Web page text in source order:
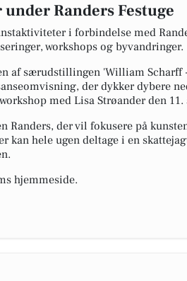
Randers Festuge
i forbindelse med
workshops og byvandringer.
af særudstillingen 'William Scharff
der dykker dybere
med Lisa Strøander den 11.
Randers, der vil fokusere på
hele ugen deltage i en
hjemmeside.